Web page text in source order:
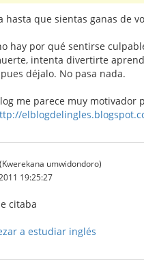
hasta que sientas ganas de
hay por qué sentirse
intenta divertirte
déjalo. No pasa nada.
me parece muy motivador
(Kwerekana umwidondoro)
19:25:27
citaba
a estudiar inglés